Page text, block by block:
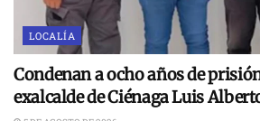
LOCALÍA
Condenan a ocho años de
exalcalde de Ciénaga Luis